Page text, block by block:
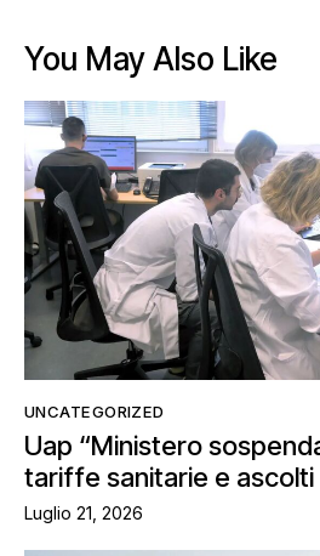
You May Also Like
UNCATEGORIZED
Uap “Ministero
tariffe sanitarie e ascolti
Luglio 21, 2026